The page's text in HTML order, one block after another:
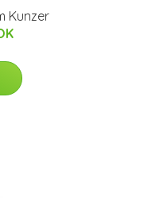
Kunzer